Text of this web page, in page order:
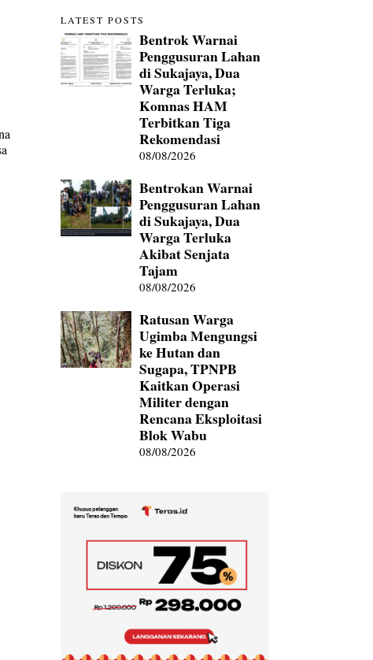
LATEST POSTS
Bentrok Warnai
Penggusuran Lahan
di Sukajaya, Dua
Warga Terluka;
Komnas HAM
Terbitkan Tiga
Rekomendasi
08/08/2026
Bentrokan Warnai
Penggusuran Lahan
di Sukajaya, Dua
Warga Terluka
Akibat Senjata
Tajam
08/08/2026
Ratusan Warga
Ugimba Mengungsi
ke Hutan dan
Sugapa, TPNPB
Kaitkan Operasi
Militer dengan
Rencana Eksploitasi
Blok Wabu
08/08/2026